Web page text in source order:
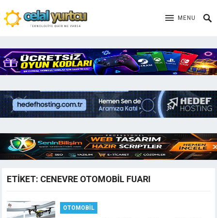
MENU
ETIKET: CENEVRE OTOMOBIL FUARI
OTOMOBIL